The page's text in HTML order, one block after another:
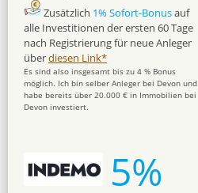
Zusätzlich 1% Sofort-Bonusauf
alle Investitionen der ersten 60 Tage
nach Registrierung für neue Anleger
überdiesen Link*
Es sind also insgesamt bis zu 4 % Bonus
möglich. Ich bin selber Anleger bei Devon und
habe bereits über 20.000 € in Immobilien bei
Devon investiert.
5%